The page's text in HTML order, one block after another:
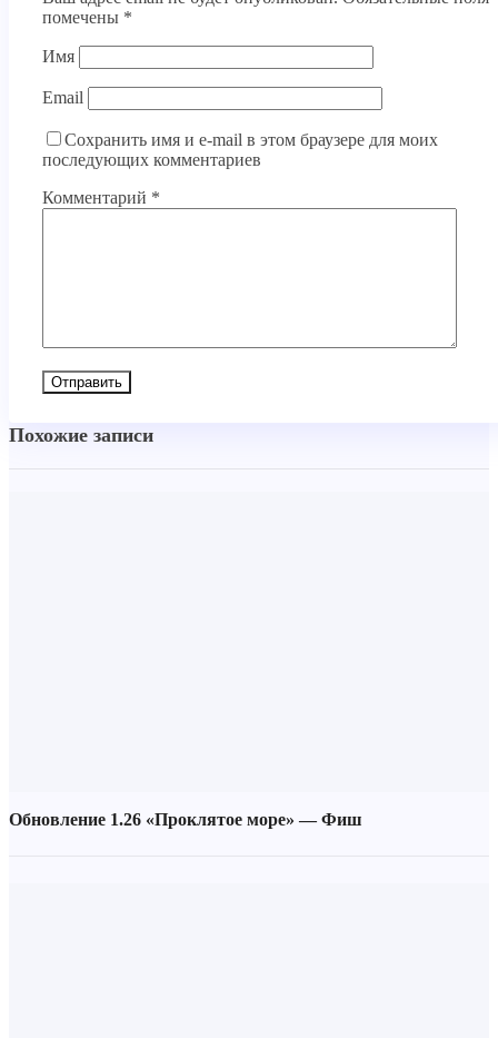
помечены *
Имя
Email
Сохранить имя и e-mail в этом браузере для моих
последующих комментариев
Комментарий *
Похожие записи
Обновление 1.26 «Проклятое море» — Фиш